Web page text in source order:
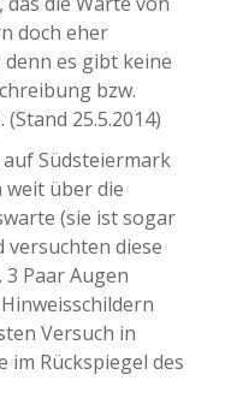
doch eher
es gibt keine
bzw.
25.5.2014)
Südsteiermark
weit über die
(sie ist sogar
versuchten diese
Paar Augen
Versuch in
im Rückspiegel des